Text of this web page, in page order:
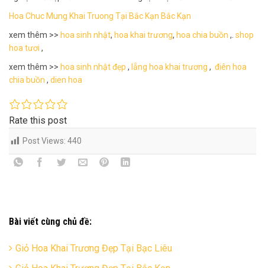
Hoa Chuc Mung Khai Truong Tại Bắc Kạn Bắc Kạn
xem thêm >> hoa sinh nhật, hoa khai trương, hoa chia buồn ,. shop
hoa tươi ,
xem thêm >> hoa sinh nhật đẹp , lẵng hoa khai trương , điên hoa
chia buồn , dien hoa
Rate this post
Post Views: 440
Bài viết cùng chủ đề:
Giỏ Hoa Khai Trương Đẹp Tại Bạc Liêu